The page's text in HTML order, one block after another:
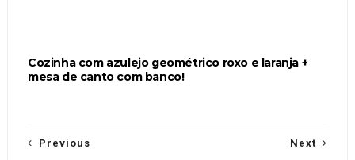
Cozinha com azulejo geométrico roxo e laranja +
mesa de canto com banco!
Next
Previous